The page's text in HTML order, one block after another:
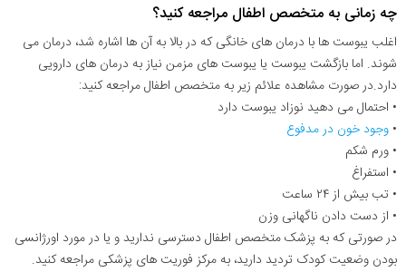
چه زمانی به متخصص اطفال مراجعه کنید؟
اغلب یبوست ها با درمان های خانگی که در بالا به آن ها اشاره شد، درمان می
شوند. اما بازگشت یبوست یا یبوست های مزمن نیاز به درمان های دارویی
دارد.در صورت مشاهده علائم زیر به متخصص اطفال مراجعه کنید:
• احتمال می دهید نوزاد یبوست دارد
• وجود خون در مدفوع
• ورم شکم
• استفراغ
• تب بیش از ۲۴ ساعت
• از دست دادن ناگهانی وزن
در صورتی که به پزشک متخصص اطفال دسترسی ندارید و یا در مورد اورژانسی
بودن وضعیت کودک تردید دارید، به مرکز فوریت های پزشکی مراجعه کنید.